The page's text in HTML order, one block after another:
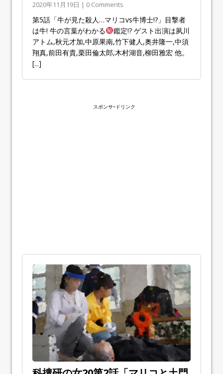
2020年11月19日 | 0 Comments
第5話「牛が見た殺人…マリコvs牛博士!?」目撃者
は牛! 牛の言葉がわかる
鑑定!? ゲスト出演は夙川
アトム,秋元才加,中原果南,竹下健人,奥井隆一,中須
翔真,前田有貴,栗田倫太郎,木村湖音,柳田雅宏 他。
[...]
スポンサｰドリンク